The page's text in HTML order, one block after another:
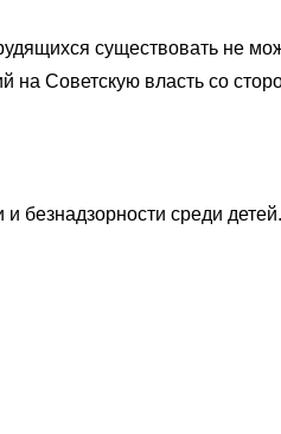
существовать не
Советскую власть со
безнадзорности среди детей.